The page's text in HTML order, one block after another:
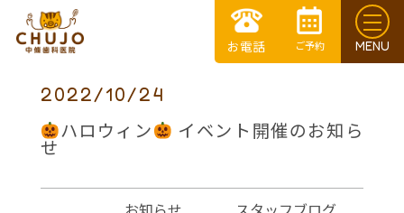
2022/10/24
ハロウィン イベント開催のお知ら
せ